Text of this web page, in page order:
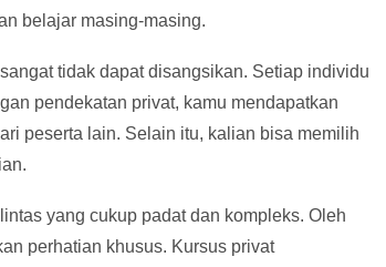
belajar masing-masing.
tidak dapat disangsikan. Setiap individu
pendekatan privat, kamu mendapatkan
peserta lain. Selain itu, kalian bisa memilih
yang cukup padat dan kompleks. Oleh
perhatian khusus. Kursus privat